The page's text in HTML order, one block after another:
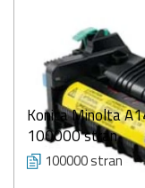
Konica Minolta
100000 stran
100000 stran